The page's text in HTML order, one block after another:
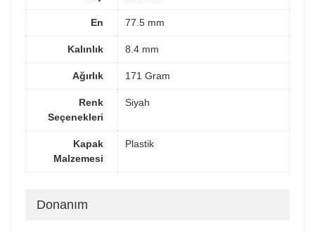
En 77.5 mm
Kalınlık 8.4 mm
Ağırlık 171 Gram
Renk
Seçenekleri
Siyah
Kapak
Malzemesi
Plastik
Donanım